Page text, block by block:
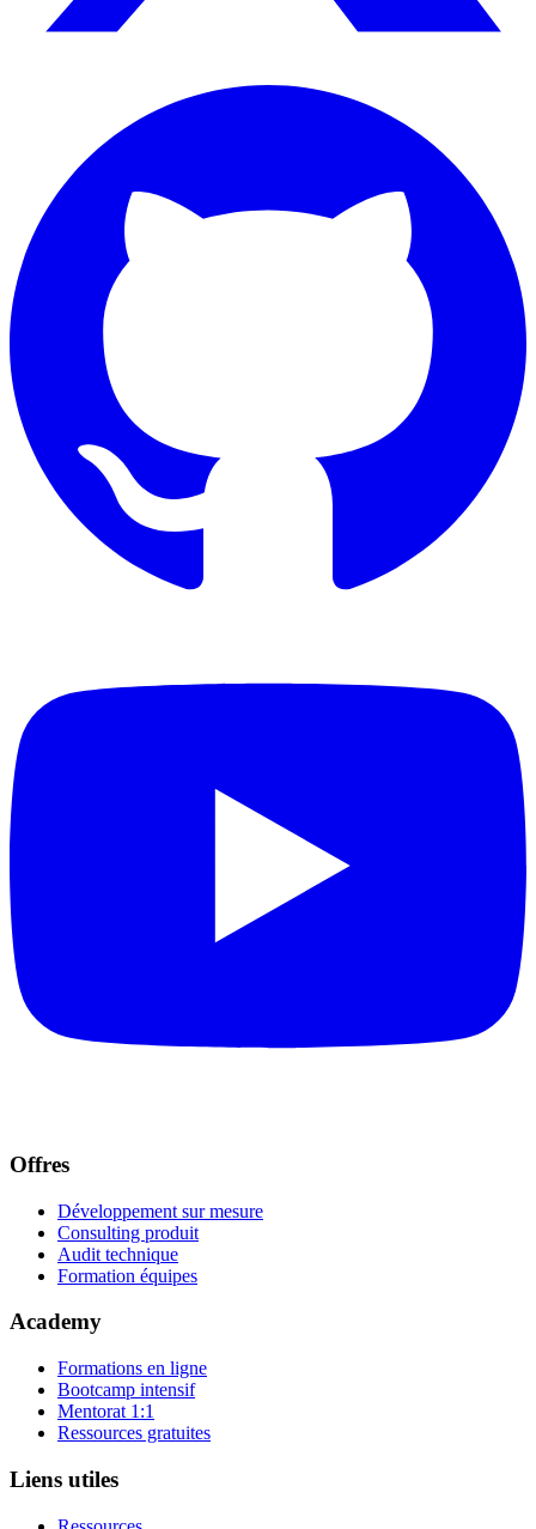
Offres
Développement sur mesure
Consulting produit
Audit technique
Formation équipes
Academy
Formations en ligne
Bootcamp intensif
Mentorat 1:1
Ressources gratuites
Liens utiles